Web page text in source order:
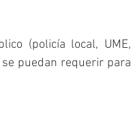
(policía local, UME,
puedan requerir para